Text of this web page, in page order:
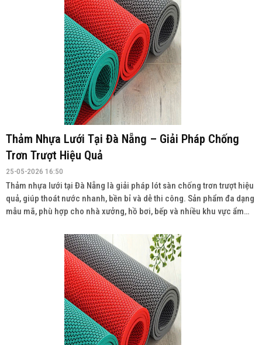
Thảm Nhựa Lưới Tại Đà Nẵng – Giải Pháp Chống
Trơn Trượt Hiệu Quả
25-05-2026 16:50
Thảm nhựa lưới tại Đà Nẵng là giải pháp lót sàn chống trơn trượt hiệu
quả, giúp thoát nước nhanh, bền bỉ và dễ thi công. Sản phẩm đa dạng
mẫu mã, phù hợp cho nhà xưởng, hồ bơi, bếp và nhiều khu vực ẩm